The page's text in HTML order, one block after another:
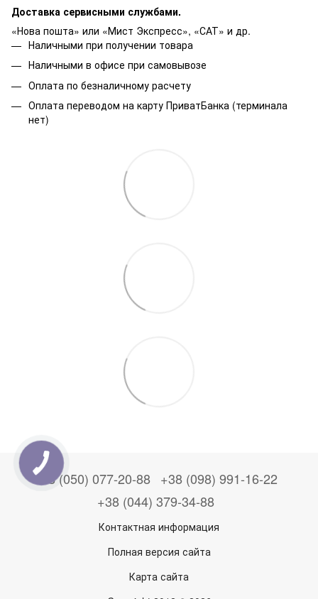
Доставка сервисными службами.
«Нова пошта» или «Мист Экспресс», «САТ» и др.
Наличными при получении товара
Наличными в офисе при самовывозе
Оплата по безналичному расчету
Оплата переводом на карту ПриватБанка (терминала
нет)
+38 (050) 077-20-88 +38 (098) 991-16-22
+38 (044) 379-34-88
Контактная информация
Полная версия сайта
Карта сайта